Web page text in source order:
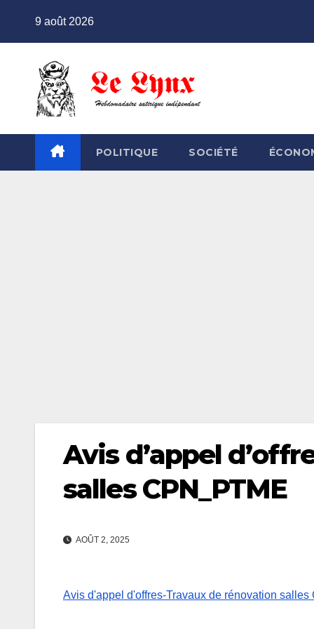
9 août 2026
POLITIQUE SOCIÉTÉ
Avis d’appel
salles CPN_PTME
AOÛT 2, 2025
Avis d'appel d'offres-Travaux de rénovation salles